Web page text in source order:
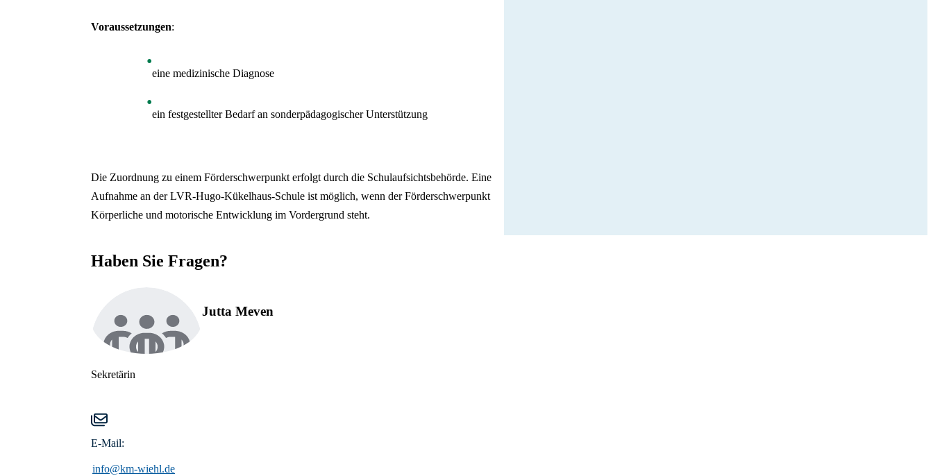
Voraussetzungen:
eine medizinische Diagnose
ein festgestellter Bedarf an sonderpädagogischer Unterstützung
Die Zuordnung zu einem Förderschwerpunkt erfolgt durch die Schulaufsichtsbehörde. Eine
Aufnahme an der LVR-Hugo-Kükelhaus-Schule ist möglich, wenn der Förderschwerpunkt
Körperliche und motorische Entwicklung im Vordergrund steht.
Haben Sie Fragen?
Jutta Meven
Sekretärin
E-Mail:
info@km-wiehl.de